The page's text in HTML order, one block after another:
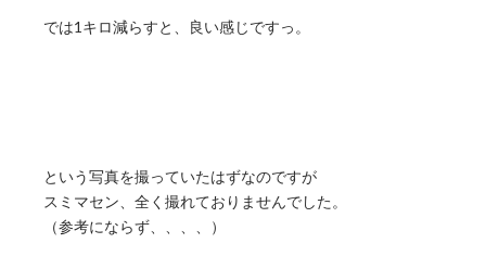
では1キロ減らすと、良い感じですっ。
という写真を撮っていたはずなのですが
スミマセン、全く撮れておりませんでした。
（参考にならず、、、、）